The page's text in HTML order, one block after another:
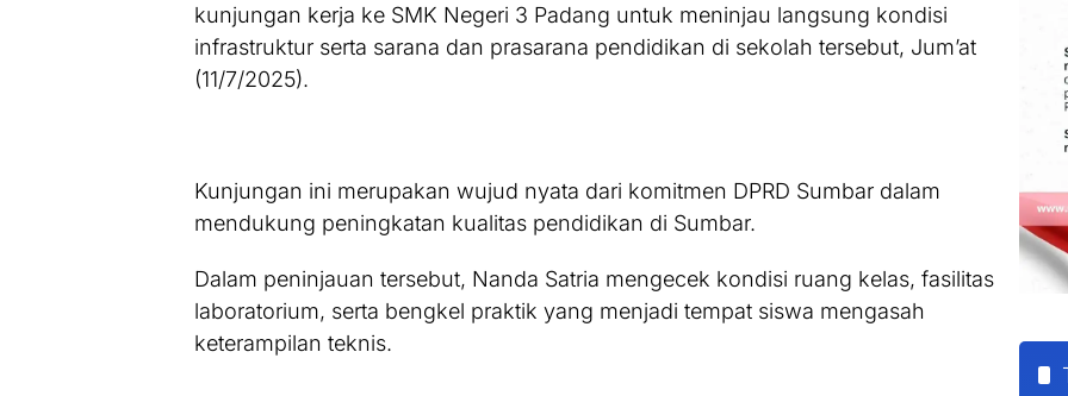
kunjungan kerja ke SMK Negeri 3 Padang untuk meninjau langsung kondisi
infrastruktur serta sarana dan prasarana pendidikan di sekolah tersebut, Jum’at
(11/7/2025).
Kunjungan ini merupakan wujud nyata dari komitmen DPRD Sumbar dalam
mendukung peningkatan kualitas pendidikan di Sumbar.
Dalam peninjauan tersebut, Nanda Satria mengecek kondisi ruang kelas, fasilitas
laboratorium, serta bengkel praktik yang menjadi tempat siswa mengasah
keterampilan teknis.